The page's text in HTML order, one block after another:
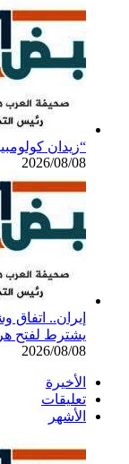
“زيدان
2026/08/08
إيران.. اتفاق
يشترط لفتح هرمز
2026/08/08
الأخيرة
تعليقات
الأشهر